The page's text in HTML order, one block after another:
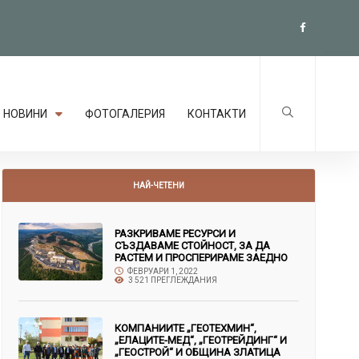
НОВИНИ ФОТОГАЛЕРИЯ КОНТАКТИ
НАЙ-ЧЕТЕНИ
РАЗКРИВАМЕ РЕСУРСИ И
СЪЗДАВАМЕ СТОЙНОСТ, ЗА ДА
РАСТЕМ И ПРОСПЕРИРАМЕ ЗАЕДНО
ФЕВРУАРИ 1, 2022
3 521 ПРЕГЛЕЖДАНИЯ
КОМПАНИИТЕ „ГЕОТЕХМИН“,
„ЕЛАЦИТЕ-МЕД“, „ГЕОТРЕЙДИНГ“ И
„ГЕОСТРОЙ“ И ОБЩИНА ЗЛАТИЦА